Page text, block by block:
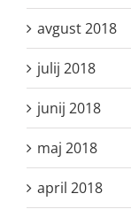
avgust 2018
julij 2018
junij 2018
maj 2018
april 2018